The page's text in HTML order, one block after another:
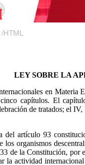
/HTML